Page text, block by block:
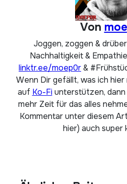
Von
Joggen, zoggen &
Nachhaltigkeit &
linktr.ee/moep0r&
Wenn Dir gefällt, was ich hier
auf Ko-Fiunterstützen, dann
mehr Zeit für das alles
Kommentar unter diesem
hier) auch super